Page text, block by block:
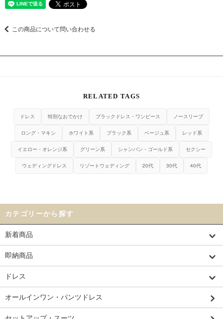
この商品について問い合わせる
RELATED TAGS
ドレス 特別なおでかけ ブラックドレス・ワンピース ノースリーブ
ロング・マキシ ホワイト系 ブラック系 ベージュ系 レッド系
イエロー・オレンジ系 グリーン系 シャンパン・ゴールド系 セクシー
ウェディングドレス リゾートウェディング 20代 30代 40代
カテゴリーから探す
新着商品
即納商品
ドレス
オールインワン・パンツドレス